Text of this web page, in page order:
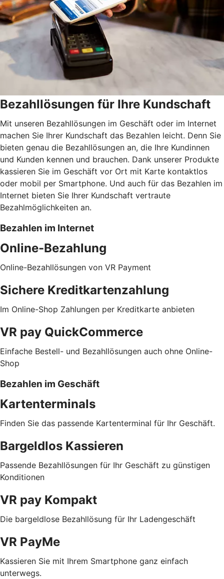
Bezahllösungen für Ihre Kundschaft
Mit unseren Bezahllösungen im Geschäft oder im Internet
machen Sie Ihrer Kundschaft das Bezahlen leicht. Denn Sie
bieten genau die Bezahllösungen an, die Ihre Kundinnen
und Kunden kennen und brauchen. Dank unserer Produkte
kassieren Sie im Geschäft vor Ort mit Karte kontaktlos
oder mobil per Smartphone. Und auch für das Bezahlen im
Internet bieten Sie Ihrer Kundschaft vertraute
Bezahlmöglichkeiten an.
Bezahlen im Internet
Online-Bezahlung
Online-Bezahllösungen von VR Payment
Sichere Kreditkartenzahlung
Im Online-Shop Zahlungen per Kreditkarte anbieten
VR pay QuickCommerce
Einfache Bestell- und Bezahllösungen auch ohne Online-
Shop
Bezahlen im Geschäft
Kartenterminals
Finden Sie das passende Kartenterminal für Ihr Geschäft.
Bargeldlos Kassieren
Passende Bezahllösungen für Ihr Geschäft zu günstigen
Konditionen
VR pay Kompakt
Die bargeldlose Bezahllösung für Ihr Ladengeschäft
VR PayMe
Kassieren Sie mit Ihrem Smartphone ganz einfach
unterwegs.